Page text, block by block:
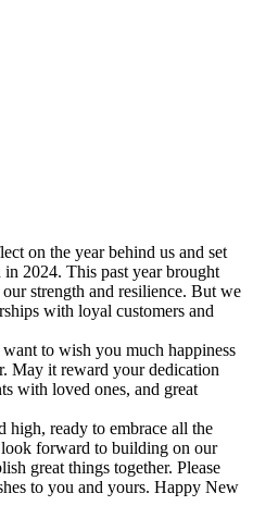
on the year behind us and set
2024. This past year brought
strength and resilience. But we
with loyal customers and
to wish you much happiness
May it reward your dedication
with loved ones, and great
high, ready to embrace all the
forward to building on our
great things together. Please
to you and yours. Happy New